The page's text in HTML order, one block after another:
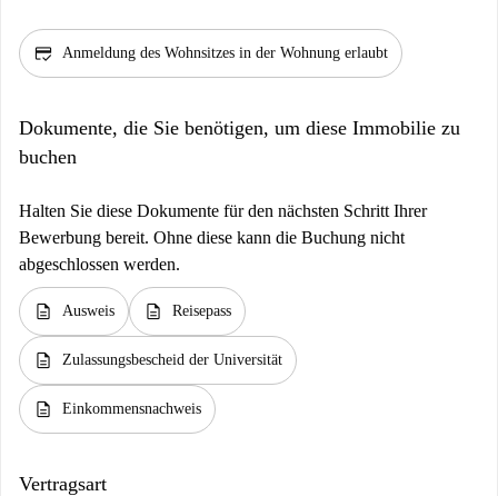
credit_score Anmeldung des Wohnsitzes in der Wohnung erlaubt
Dokumente, die Sie benötigen, um diese Immobilie zu
buchen
Halten Sie diese Dokumente für den nächsten Schritt Ihrer
Bewerbung bereit. Ohne diese kann die Buchung nicht
abgeschlossen werden.
description Ausweis description Reisepass
description Zulassungsbescheid der Universität
description Einkommensnachweis
Vertragsart